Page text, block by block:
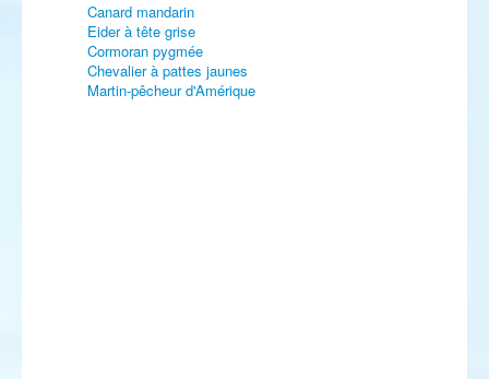
Canard mandarin
Eider à tête grise
Cormoran pygmée
Chevalier à pattes jaunes
Martin-pêcheur d'Amérique